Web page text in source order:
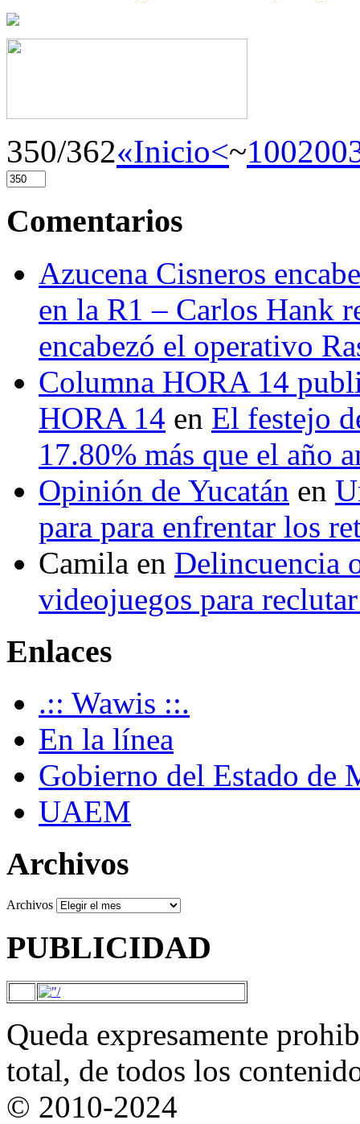
350/362«Inicio<~100200
Comentarios
Azucena Cisneros
en la R1 – Carlos Hank
encabezó el operativo
Columna HORA 14
HORA 14 en El festejo
17.80% más que el año
Opinión de Yucatán en
para para enfrentar los
Camila en Delincuencia
videojuegos para
Enlaces
.:: Wawis ::.
En la línea
Gobierno del Estado de
UAEM
Archivos
Archivos
PUBLICIDAD
Queda expresamente
total, de todos los
© 2010-2024